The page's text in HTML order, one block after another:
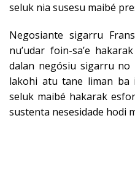
seluk nia susesu maibé
Negosiante sigarru
nu’udar foin-sa’e
dalan negósiu sigarru
lakohi atu tane liman ba
seluk maibé hakarak
sustenta nesesidade hodi